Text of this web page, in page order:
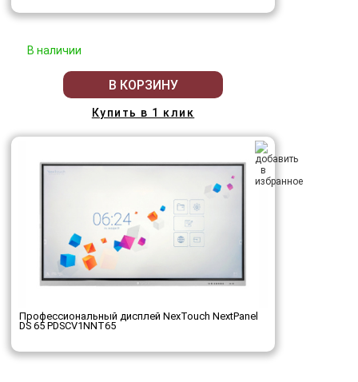
В наличии
В КОРЗИНУ
Купить в 1 клик
Профессиональный дисплей NexTouch NextPanel
DS 65 PDSCV1NNT65